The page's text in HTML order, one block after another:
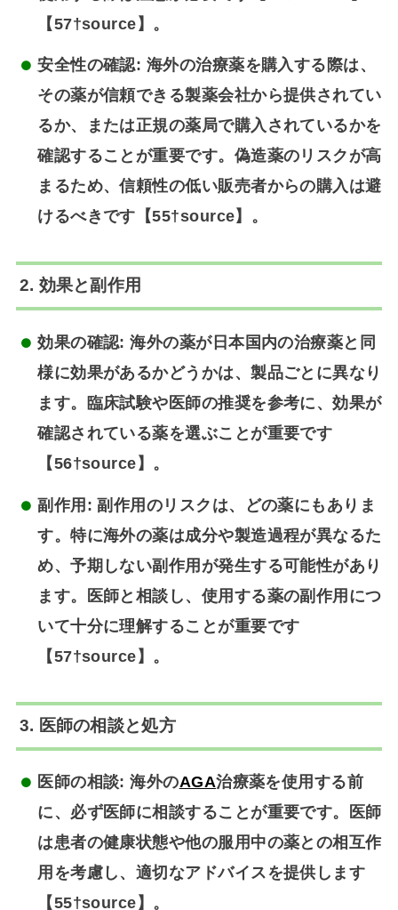
【57†source】。
安全性の確認: 海外の治療薬を購入する際は、
その薬が信頼できる製薬会社から提供されてい
るか、または正規の薬局で購入されているかを
確認することが重要です。偽造薬のリスクが高
まるため、信頼性の低い販売者からの購入は避
けるべきです【55†source】。
2. 効果と副作用
効果の確認: 海外の薬が日本国内の治療薬と同
様に効果があるかどうかは、製品ごとに異なり
ます。臨床試験や医師の推奨を参考に、効果が
確認されている薬を選ぶことが重要です
【56†source】。
副作用 : 副作用のリスクは、どの薬にもありま
す。特に海外の薬は成分や製造過程が異なるた
め、予期しない副作用が発生する可能性があり
ます。医師と相談し、使用する薬の副作用につ
いて十分に理解することが重要です
【57†source】。
3. 医師の相談と処方
医師の相談: 海外のAGA治療薬を使用する前
に、必ず医師に相談することが重要です。医師
は患者の健康状態や他の服用中の薬との相互作
用を考慮し、適切なアドバイスを提供します
【55†source】。